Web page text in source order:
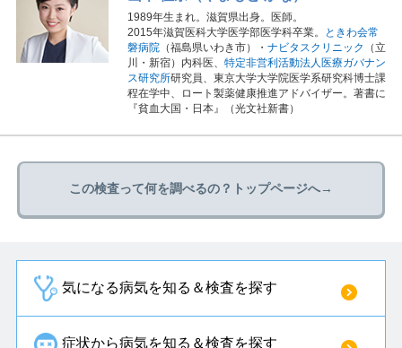
1989年生まれ。滋賀県出身。医師。
2015年滋賀医科大学医学部医学科卒業。
ときわ会常
磐病院（福島県いわき市）・ ナビタスクリニック
（立
川・新宿）内科医、 特定非営利活動法人医療ガバナン
ス研究所研究員、東京大学大学院医学系研究科博士課
程在学中、ロート製薬健康推進アドバイザー。著書に
『貧血大国・日本』（光文社新書）
この検査って何を調べるの？トップページへ→
気になる病気を知る＆検査を探す
症状から病気を知る＆検査を探す